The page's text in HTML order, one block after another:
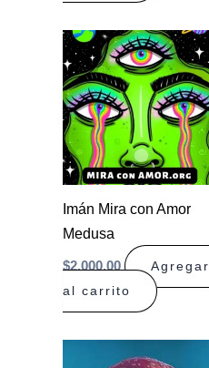
Imán Mira con Amor
Medusa
$2.000,00
Agregar
al carrito